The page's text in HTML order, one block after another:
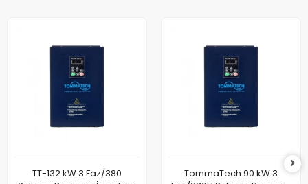
TT-132 kW 3 Faz/380
TommaTech 90 kW 3